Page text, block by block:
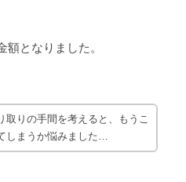
となりました。
取りの手間を考えると、もうこ
しまうか悩みました…